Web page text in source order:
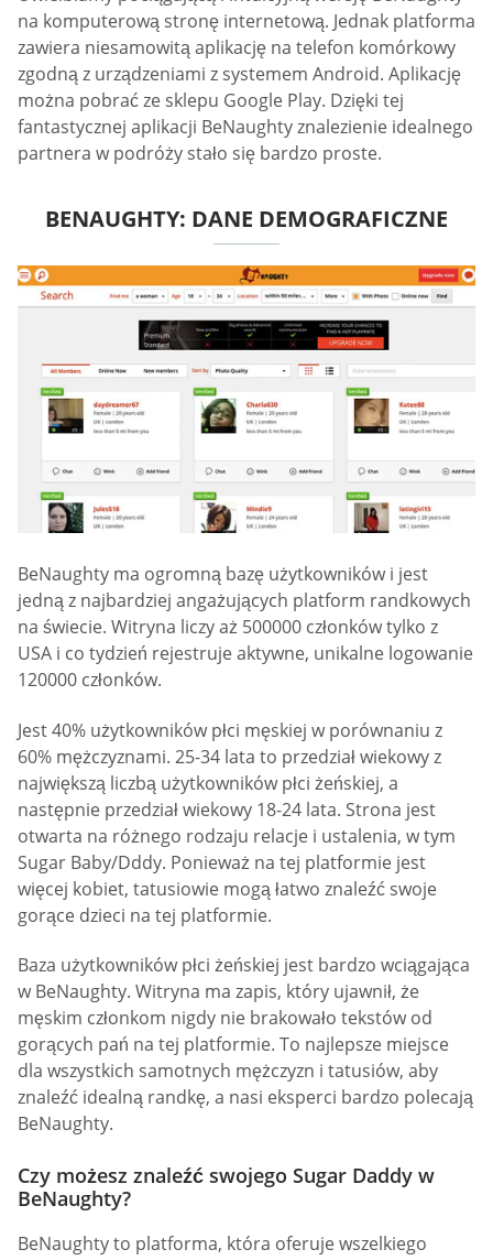
na komputerową stronę internetową. Jednak platforma
zawiera niesamowitą aplikację na telefon komórkowy
zgodną z urządzeniami z systemem Android. Aplikację
można pobrać ze sklepu Google Play. Dzięki tej
fantastycznej aplikacji BeNaughty znalezienie idealnego
partnera w podróży stało się bardzo proste.
BENAUGHTY: DANE DEMOGRAFICZNE
BeNaughty ma ogromną bazę użytkowników i jest
jedną z najbardziej angażujących platform randkowych
na świecie. Witryna liczy aż 500000 członków tylko z
USA i co tydzień rejestruje aktywne, unikalne logowanie
120000 członków.
Jest 40% użytkowników płci męskiej w porównaniu z
60% mężczyznami. 25-34 lata to przedział wiekowy z
największą liczbą użytkowników płci żeńskiej, a
następnie przedział wiekowy 18-24 lata. Strona jest
otwarta na różnego rodzaju relacje i ustalenia, w tym
Sugar Baby/Dddy. Ponieważ na tej platformie jest
więcej kobiet, tatusiowie mogą łatwo znaleźć swoje
gorące dzieci na tej platformie.
Baza użytkowników płci żeńskiej jest bardzo wciągająca
w BeNaughty. Witryna ma zapis, który ujawnił, że
męskim członkom nigdy nie brakowało tekstów od
gorących pań na tej platformie. To najlepsze miejsce
dla wszystkich samotnych mężczyzn i tatusiów, aby
znaleźć idealną randkę, a nasi eksperci bardzo polecają
BeNaughty.
Czy możesz znaleźć swojego Sugar Daddy w
BeNaughty?
BeNaughty to platforma, która oferuje wszelkiego